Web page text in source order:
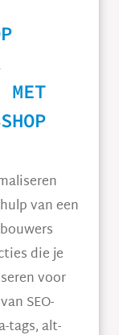
MET
van een
die je
voor
SEO-
tags, alt-